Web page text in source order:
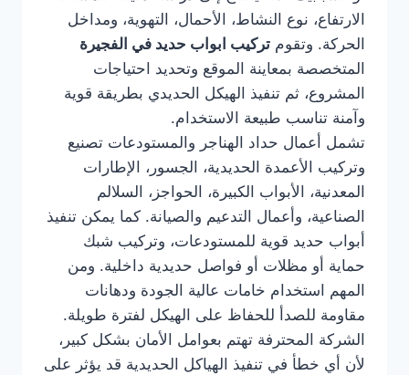
الارتفاع، نوع النشاط، الأحمال، التهوية، ومداخل
الحركة. وتقوم تركيب ابواب حديد في الفجيرة
المتخصصة بمعاينة الموقع وتحديد احتياجات
المشروع، ثم تنفيذ الهيكل الحديدي بطريقة قوية
وآمنة تناسب طبيعة الاستخدام.
تشمل أعمال حداد الهناجر والمستودعات تصنيع
وتركيب الأعمدة الحديدية، الجسور، الإطارات
المعدنية، الأبواب الكبيرة، الحواجز، السلالم
الصناعية، وأعمال التدعيم والصيانة. كما يمكن تنفيذ
أبواب حديد قوية للمستودعات، وتركيب شبك
حماية أو مظلات أو فواصل حديدية داخلية. ومن
المهم استخدام خامات عالية الجودة ودهانات
مقاومة للصدأ للحفاظ على الهيكل لفترة طويلة.
الشركة المحترفة تهتم بعوامل الأمان بشكل كبير،
لأن أي خطأ في تنفيذ الهياكل الحديدية قد يؤثر على